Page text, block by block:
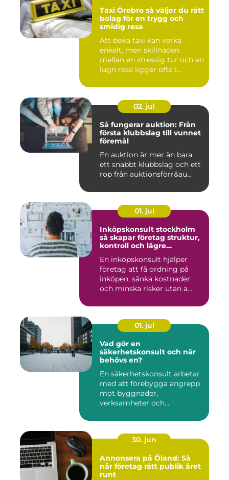
Taxi Örebro så väljer du rätt
bolag för en trygg och
smidig resa
Att boka taxi kan verka
enkelt, men skillnaden
mellan en stressig tur och en
lugn resa ligger ofta i...
02. jul
Så fungerar auktion: Från
första klubbslag till vunnet
föremål
En auktion är mer än bara
ett snabbt klubbslag och ett
rop från auktionsförr&au...
01. jul
Inköpskonsult stockholm
så skapar företag struktur,
kontroll och lägre
En inköpskonsult hjälper
företag att få ordning på
inköpen, sänka kostnader
och minska risker utan a...
01. jul
Vad gör en
säkerhetskonsult och när
behövs en?
En säkerhetskonsult arbetar
med att förebygga angrepp
mot byggnader,
verksamheter och
30. jun
Annonsera på Öland: Så
når företag rätt publik året
runt